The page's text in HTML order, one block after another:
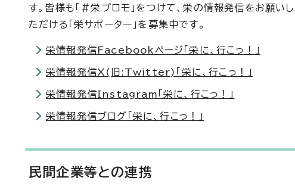
す。皆様も「＃栄プロモ」をつけて、栄の情報発信をお願
ただける「栄サポーター」を募集中です。
栄情報発信Facebookページ「栄に、行こっ！」
栄情報発信X(旧:Twitter)「栄に、行こっ！」
栄情報発信Instagram「栄に、行こっ！」
栄情報発信ブログ「栄に、行こっ！」
民間企業等との連携